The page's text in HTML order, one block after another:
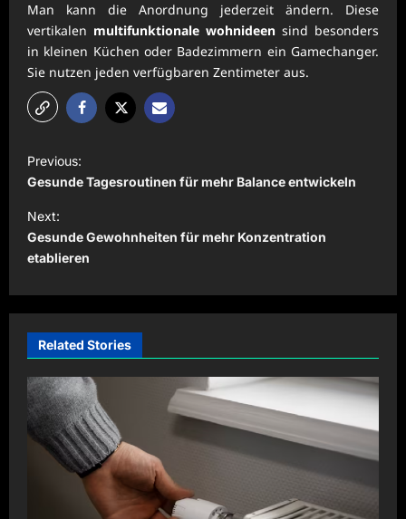
Man kann die Anordnung jederzeit ändern. Diese
vertikalen multifunktionale wohnideen sind besonders
in kleinen Küchen oder Badezimmern ein Gamechanger.
Sie nutzen jeden verfügbaren Zentimeter aus.
P
o
s
t
n
a
v
g
a
t
Previous:
Gesunde Tagesroutinen für mehr Balance entwickeln
Next:
Gesunde Gewohnheiten für mehr Konzentration
etablieren
Related Stories